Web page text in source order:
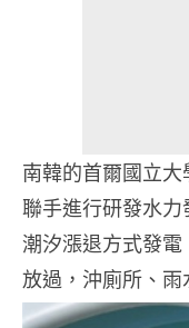
南韓的首爾國立
聯手進行研發水
潮汐漲退方式發
放過，沖廁所、雨